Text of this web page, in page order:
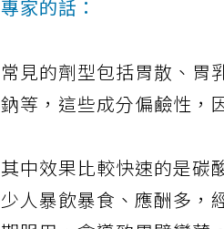
專家的話：
常見的劑型包括胃散、胃
鈉等，這些成分偏鹼性，
其中效果比較快速的是碳
少人暴飲暴食、應酬多，